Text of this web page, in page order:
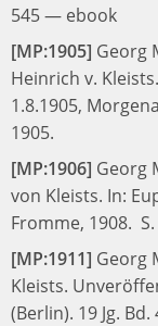
545— ebook
[MP:1905] Georg
Heinrich v. Kleists.
1.8.1905,
1905.
[MP:1906] Georg
von Kleists. In:
Fromme, 1908.
[MP:1911] Georg
Kleists.
(Berlin). 19 Jg. Bd.